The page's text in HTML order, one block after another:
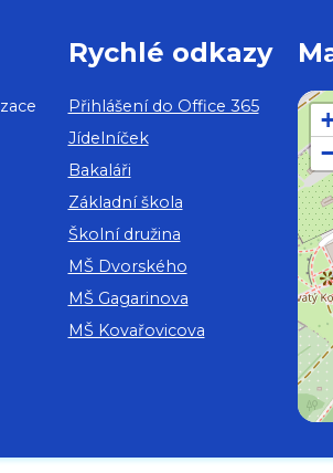
Rychlé odkazy
Přihlášení do Office 365
Jídelníček
Bakaláři
Základní škola
Školní družina
MŠ Dvorského
MŠ Gagarinova
MŠ Kovařovicova